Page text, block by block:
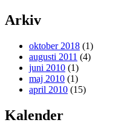
Arkiv
oktober 2018 (1)
augusti 2011 (4)
juni 2010 (1)
maj 2010 (1)
april 2010 (15)
Kalender